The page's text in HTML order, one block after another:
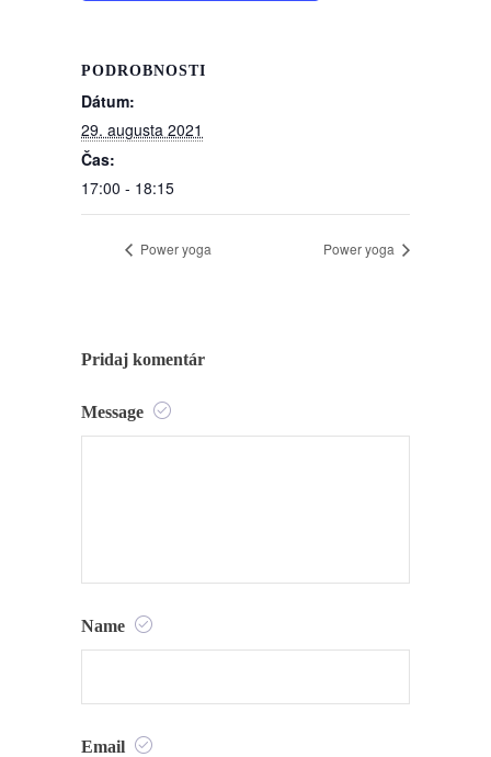
PODROBNOSTI
Dátum:
29. augusta 2021
Čas:
17:00 - 18:15
Power yoga Power yoga
Pridaj komentár
Message
Name
Email